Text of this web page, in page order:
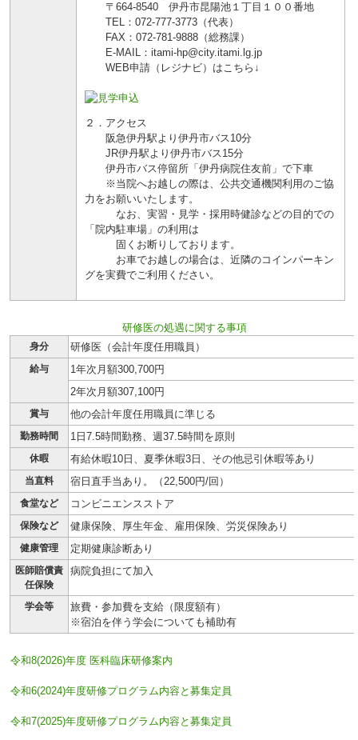
〒664-8540 伊丹市昆陽池１丁目１００番地
TEL：072-777-3773（代表）
FAX：072-781-9888（総務課）
E-MAIL：itami-hp@city.itami.lg.jp
WEB申請（レジナビ）はこちら↓
２．アクセス
阪急伊丹駅より伊丹市バス10分
JR伊丹駅より伊丹市バス15分
伊丹市バス停留所「伊丹病院住友前」で下車
※当院へお越しの際は、公共交通機関利用のご協
力をお願いいたします。
なお、実習・見学・採用時健診などの目的での
「院内駐車場」の利用は
固くお断りしております。
お車でお越しの場合は、近隣のコインパーキン
グを実費でご利用ください。
研修医の処遇に関する事項
身分 研修医（会計年度任用職員）
給与
1年次月額300,700円
2年次月額307,100円
賞与 他の会計年度任用職員に準じる
勤務時間 1日7.5時間勤務、週37.5時間を原則
休暇 有給休暇10日、夏季休暇3日、その他忌引休暇等あり
当直料 宿日直手当あり。（22,500円/回）
食堂など コンビニエンスストア
保険など 健康保険、厚生年金、雇用保険、労災保険あり
健康管理 定期健康診断あり
医師賠償責
任保険
病院負担にて加入
学会等
旅費・参加費を支給（限度額有）
※宿泊を伴う学会についても補助有
令和8(2026)年度 医科臨床研修案内
令和6(2024)年度研修プログラム内容と募集定員
令和7(2025)年度研修プログラム内容と募集定員